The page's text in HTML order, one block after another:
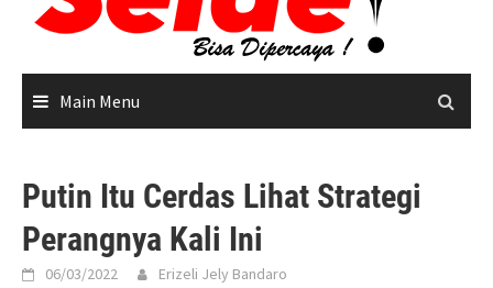
Main Menu
Putin Itu Cerdas Lihat Strategi
Perangnya Kali Ini
06/03/2022 Erizeli Jely Bandaro